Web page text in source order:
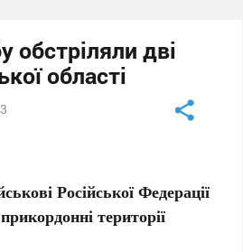
обстріляли дві
області
Російської Федерації
території